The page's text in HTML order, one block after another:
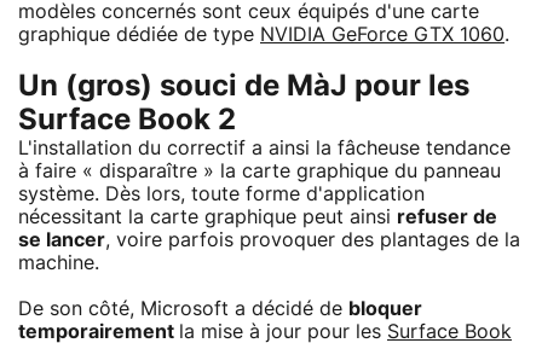
modèles concernés sont ceux équipés d'une carte
graphique dédiée de type NVIDIA GeForce GTX 1060.
Un (gros) souci de MàJ pour les
Surface Book 2
L'installation du correctif a ainsi la fâcheuse tendance
à faire « disparaître » la carte graphique du panneau
système. Dès lors, toute forme d'application
nécessitant la carte graphique peut ainsi refuser de
se lancer, voire parfois provoquer des plantages de la
machine.
De son côté, Microsoft a décidé de bloquer
temporairement la mise à jour pour les Surface Book